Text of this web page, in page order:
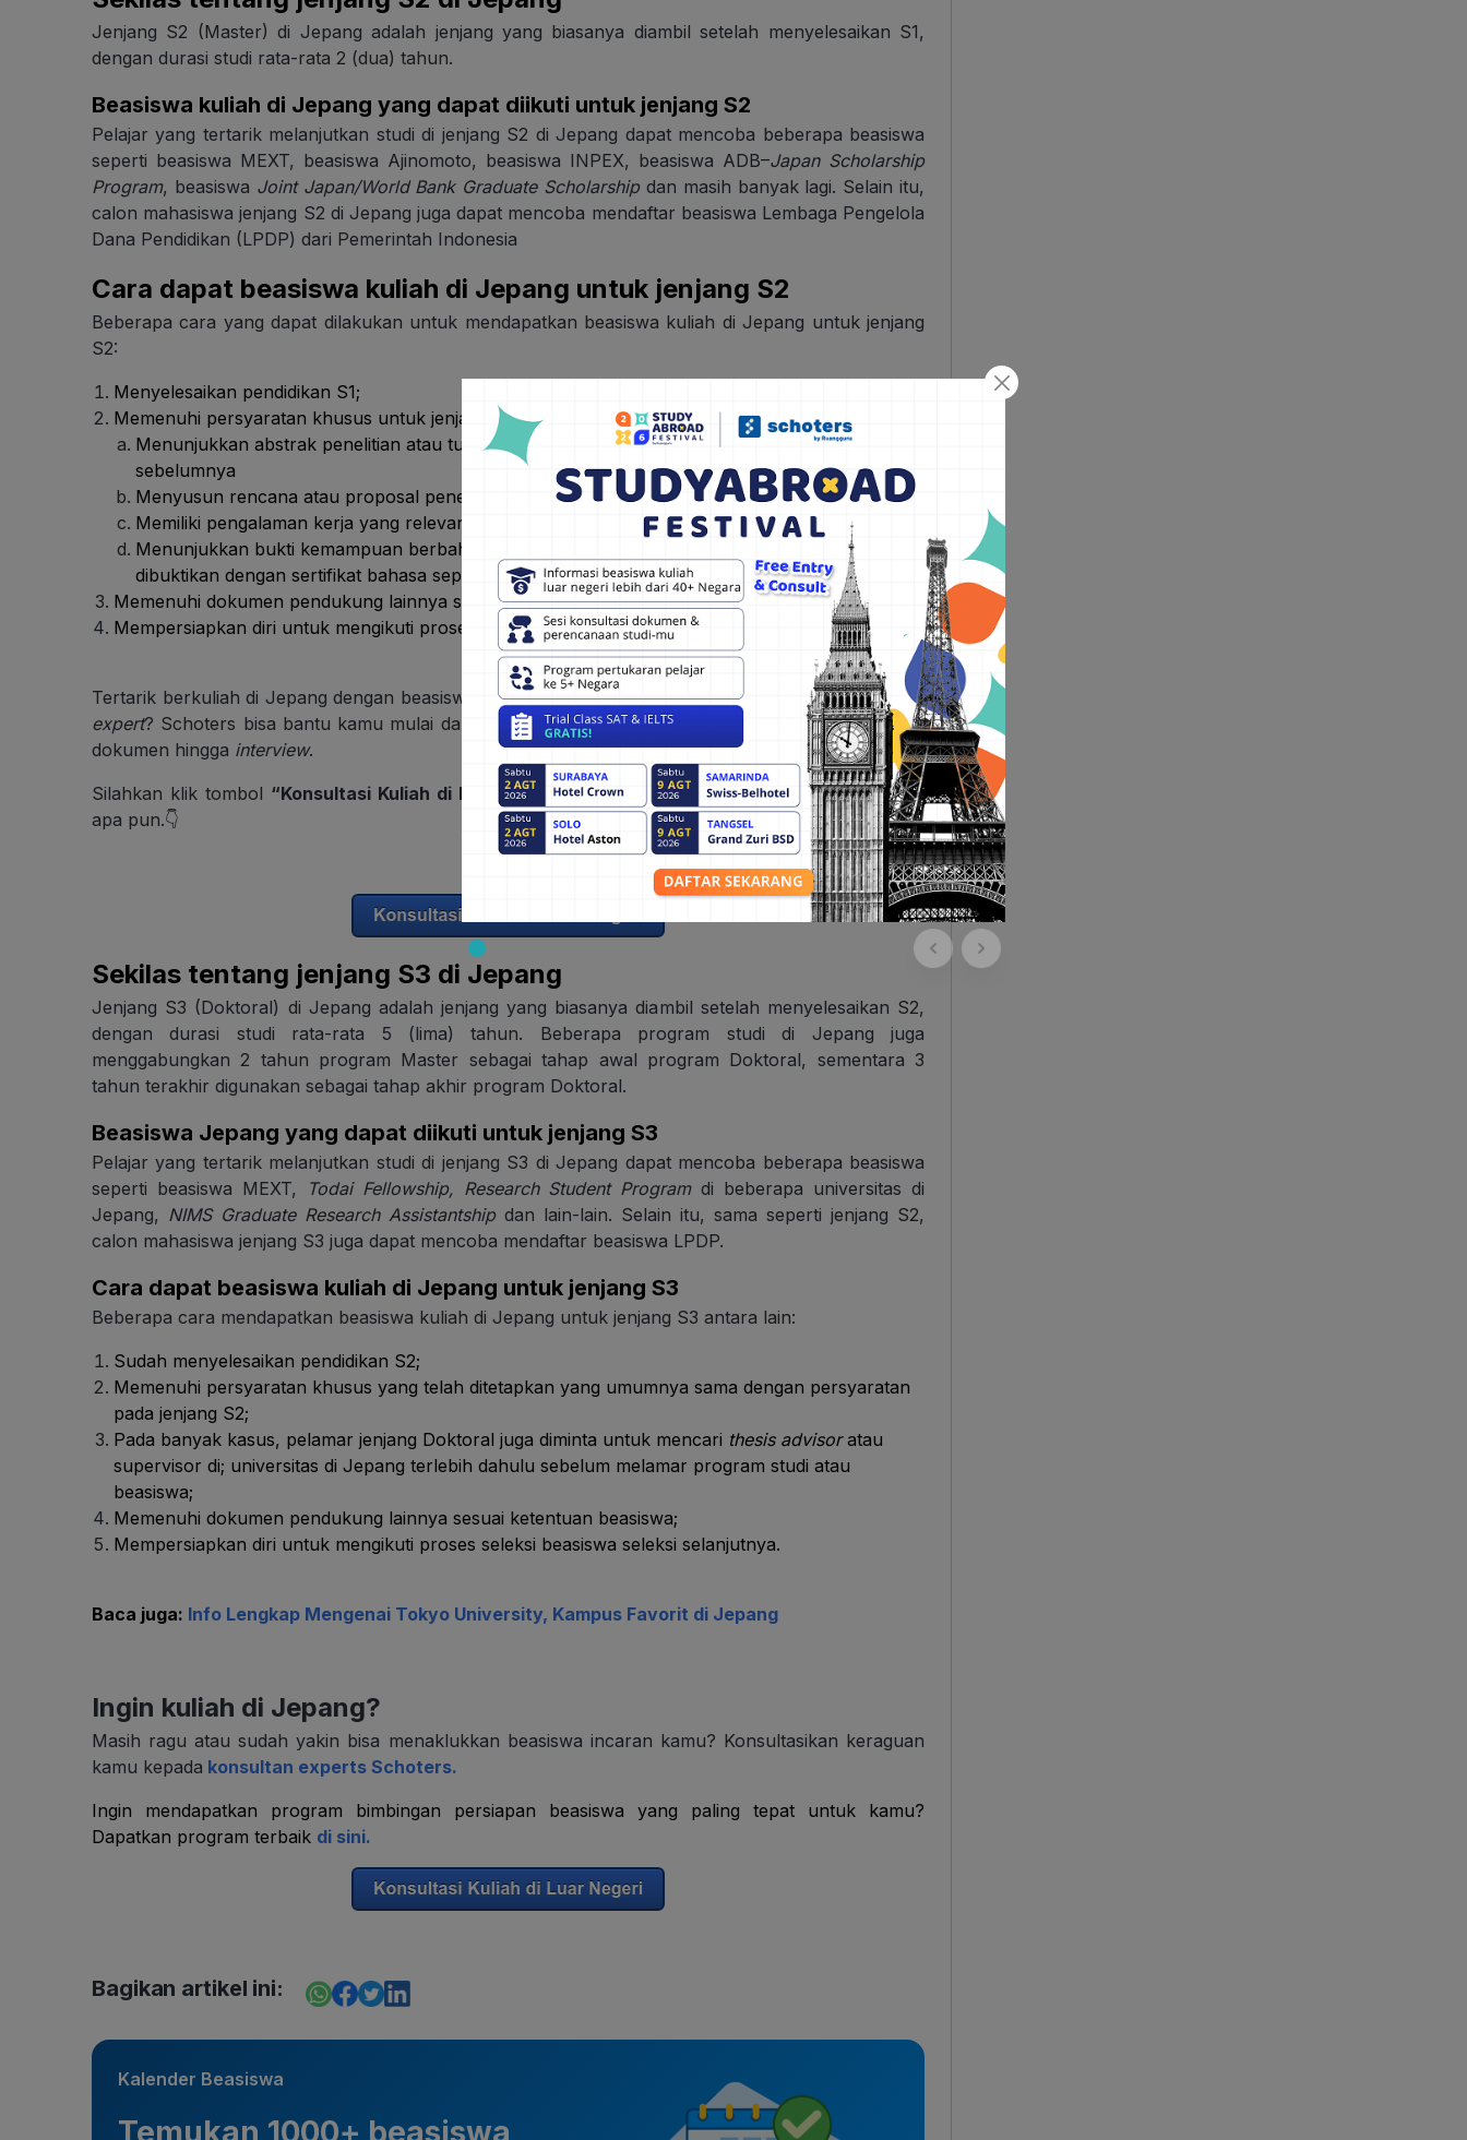
Jenjang S2 (Master) di Jepang adalah jenjang yang biasanya diambil setelah menyelesaikan S1,
dengan durasi studi rata-rata 2 (dua) tahun.
Beasiswa kuliah di Jepang yang dapat diikuti untuk jenjang S2
Pelajar yang tertarik melanjutkan studi di jenjang S2 di Jepang dapat mencoba beberapa beasiswa
seperti beasiswa MEXT, beasiswa Ajinomoto, beasiswa INPEX, beasiswa ADB–Japan Scholarship
Program, beasiswa Joint Japan/World Bank Graduate Scholarshipdan masih banyak lagi. Selain itu,
calon mahasiswa jenjang S2 di Jepang juga dapat mencoba mendaftar beasiswa Lembaga Pengelola
Dana Pendidikan (LPDP) dari Pemerintah Indonesia
Cara dapat beasiswa kuliah di Jepang untuk jenjang S2
Beberapa cara yang dapat dilakukan untuk mendapatkan beasiswa kuliah di Jepang untuk jenjang
S2:
Menyelesaikan pendidikan S1;
Memenuhi persyaratan khusus untuk jenjang S2 seperti:
Menunjukkan abstrak penelitian atau tugas akhir yang dilakukan pada jenjang pendidikan
sebelumnya
Menyusun rencana atau proposal penelitian;
Memiliki pengalaman kerja yang relevan sesuai dengan kategori bidang studi;
Menunjukkan bukti kemampuan berbahasa asing, khususnya Bahasa Inggris dan Jepang yang
dibuktikan dengan sertifikat bahasa seperti IELTS, TOEFL atau JLPT;
Memenuhi dokumen pendukung lainnya sesuai ketentuan beasiswa;
Mempersiapkan diri untuk mengikuti proses seleksi beasiswa seleksi selanjutnya.
Tertarik berkuliah di Jepang dengan beasiswa dan ingin berkonsultasi lebih lanjut dengan konsultan
expert? Schoters bisa bantu kamu mulai dari persiapan memilih universitas, beasiswa, persyaratan
dokumen hingga interview.
Silahkan klik tombol “Konsultasi Kuliah di Luar Negeri”di bawah ini dan kamu bisa bebas tanya
apa pun.👇
Sekilas tentang jenjang S3 di Jepang
Jenjang S3 (Doktoral) di Jepang adalah jenjang yang biasanya diambil setelah menyelesaikan S2,
dengan durasi studi rata-rata 5 (lima) tahun. Beberapa program studi di Jepang juga
menggabungkan 2 tahun program Master sebagai tahap awal program Doktoral, sementara 3
tahun terakhir digunakan sebagai tahap akhir program Doktoral.
Beasiswa Jepang yang dapat diikuti untuk jenjang S3
Pelajar yang tertarik melanjutkan studi di jenjang S3 di Jepang dapat mencoba beberapa beasiswa
seperti beasiswa MEXT,
Todai Fellowship, Research Student Programdi beberapa universitas di
Jepang, NIMS Graduate Research Assistantshipdan lain-lain. Selain itu, sama seperti jenjang S2,
calon mahasiswa jenjang S3 juga dapat mencoba mendaftar beasiswa LPDP.
Cara dapat beasiswa kuliah di Jepang untuk jenjang S3
Beberapa cara mendapatkan beasiswa kuliah di Jepang untuk jenjang S3 antara lain:
Sudah menyelesaikan pendidikan S2;
Memenuhi persyaratan khusus yang telah ditetapkan yang umumnya sama dengan persyaratan
pada jenjang S2;
Pada banyak kasus, pelamar jenjang Doktoral juga diminta untuk mencari thesis advisoratau
supervisor di; universitas di Jepang terlebih dahulu sebelum melamar program studi atau
beasiswa;
Memenuhi dokumen pendukung lainnya sesuai ketentuan beasiswa;
Mempersiapkan diri untuk mengikuti proses seleksi beasiswa seleksi selanjutnya.
Baca juga: Info Lengkap Mengenai Tokyo University, Kampus Favorit di Jepang
Ingin kuliah di Jepang?
Masih ragu atau sudah yakin bisa menaklukkan beasiswa incaran kamu? Konsultasikan keraguan
kamu kepada konsultan experts Schoters.
Ingin mendapatkan program bimbingan persiapan beasiswa yang paling tepat untuk kamu?
Dapatkan program terbaik di sini.
Bagikan artikel ini:
Kalender Beasiswa
Temukan 1000+ beasiswa